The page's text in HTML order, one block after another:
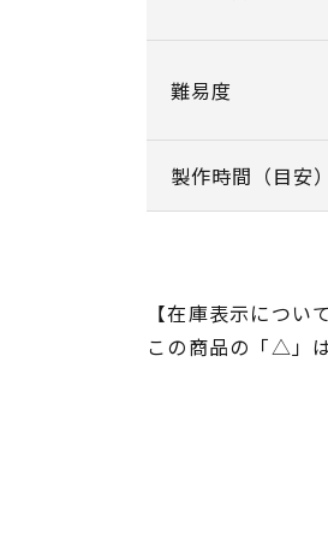
難易度
製作時間（目安）
【在庫表示について
この商品の「△」